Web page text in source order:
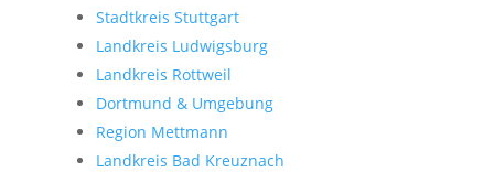
Stadtkreis Stuttgart
Landkreis Ludwigsburg
Landkreis Rottweil
Dortmund & Umgebung
Region Mettmann
Landkreis Bad Kreuznach